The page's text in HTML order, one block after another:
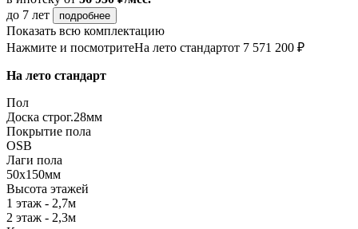
до 7 лет
подробнее
Показать всю комплектацию
Нажмите и посмотритеНа лето стандартот 7 571 200 ₽
На лето стандарт
Пол
Доска строг.28мм
Покрытие пола
OSB
Лаги пола
50х150мм
Высота этажей
1 этаж - 2,7м
2 этаж - 2,3м